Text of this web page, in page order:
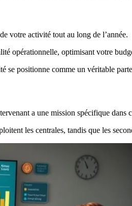
votre activité tout au long de l’année.
opérationnelle, optimisant votre
se positionne comme un véritable
a une mission spécifique dans
les centrales, tandis que les